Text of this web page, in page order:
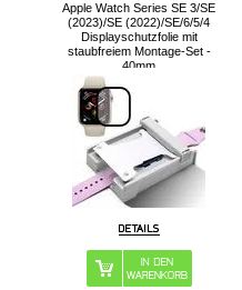
Apple Watch Series SE 3/SE
(2023)/SE (2022)/SE/6/5/4
Displayschutzfolie mit
staubfreiem Montage-Set -
40mm